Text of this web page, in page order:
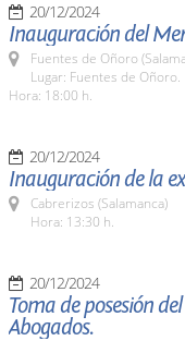
20/12/2024
Inauguración del
Fuentes de Oñoro
Lugar: Fuentes de Oñoro.
Hora: 18:00 h.
20/12/2024
Inauguración de la
Cabrerizos (Salamanca)
Hora: 13:30 h.
20/12/2024
Toma de posesión
Abogados.